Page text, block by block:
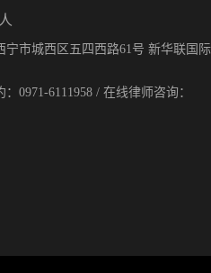
宁市城西区五四西路61号 新华联国
0971-6111958 / 在线律师咨询：